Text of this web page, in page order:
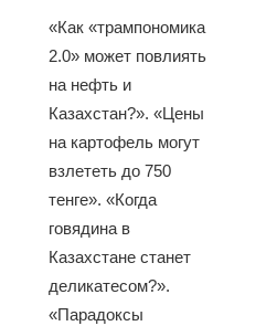
«Как «трампономика
2.0» может повлиять
на нефть и
Казахстан?». «Цены
на картофель могут
взлететь до 750
тенге». «Когда
говядина в
Казахстане станет
деликатесом?».
«Парадоксы